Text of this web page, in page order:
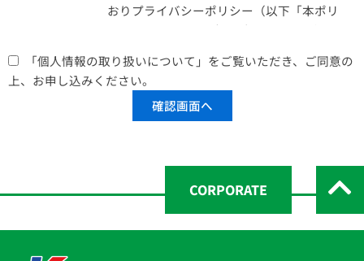
おりプライバシーポリシー（以下「本ポリ
シー」といいます。）を定めます。 1.個人
報とは、個人情報保護法第2条第1項の定義
と同じく、生存する個人に関する情報であ
って、当該情報に含まれる氏名、生年月日
合することができ、それにより特定の個人
を識別することができることとなるものを
「個人情報の取り扱いについて」をご覧いただき、ご同意の
上、お申し込みください。
CORPORATE